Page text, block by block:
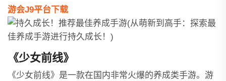
游会J9平台下载
《少女前线》
《少女前线》是一款在国内非常火爆的养成类手游。游